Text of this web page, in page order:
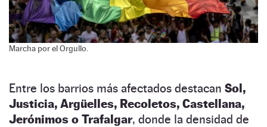
Marcha por el Orgullo.
Entre los barrios más afectados destacan Sol,
Justicia, Argüelles, Recoletos, Castellana,
Jerónimos o Trafalgar, donde la densidad de